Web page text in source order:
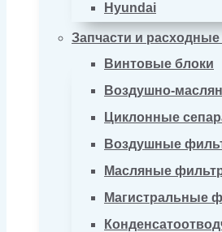
Hyundai
Запчасти и
Винтовые блоки
Воздушно-
Циклонные
Воздушные
Масляные
Магистральные